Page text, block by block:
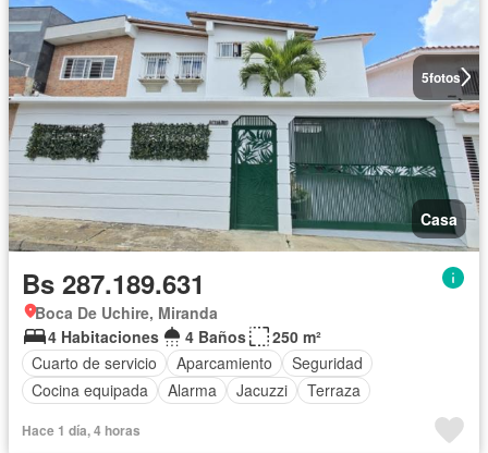
5fotos
Casa
Bs 287.189.631
Boca De Uchire, Miranda
4 Habitaciones
4 Baños
250 m²
Cuarto de servicio
Aparcamiento
Seguridad
Cocina equipada
Alarma Jacuzzi Terraza
Hace 1 día, 4 horas